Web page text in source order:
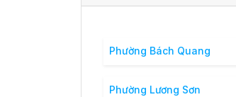
Phường Bách Quang
Phường Lương Sơn